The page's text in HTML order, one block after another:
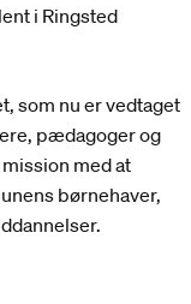
i Ringsted
som nu er vedtaget
pædagoger og
med at
børnehaver,